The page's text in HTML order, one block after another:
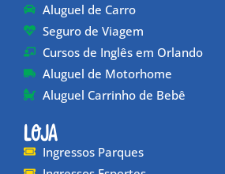
Aluguel de Carro
Seguro de Viagem
Cursos de Inglês em Orlando
Aluguel de Motorhome
Aluguel Carrinho de Bebê
Loja
Ingressos Parques